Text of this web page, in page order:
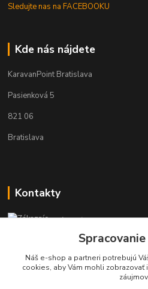
Sledujte nas na FACEBOOKU
Kde nás nájdete
KaravanPoint Bratislava
Pasienková 5
821 06
Bratislava
Kontakty
Zákaznícka podpora
+421902309993
(Po-Pia, 9-18 hod.)
info@karavanpoint.sk
Náš e-shop a partneri potrebujú
cookies, aby Vám mohli zobrazovať
záujmov.